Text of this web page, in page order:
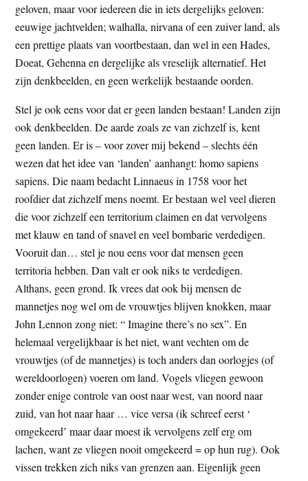
geloven, maar voor iedereen die in iets dergelijks geloven:
eeuwige jachtvelden; walhalla, nirvana of een zuiver land, als
een prettige plaats van voortbestaan, dan wel in een Hades,
Doeat, Gehenna en dergelijke als vreselijk alternatief. Het
zijn denkbeelden, en geen werkelijk bestaande oorden.
Stel je ook eens voor dat er geen landen bestaan! Landen zijn
ook denkbeelden. De aarde zoals ze van zichzelf is, kent
geen landen. Er is – voor zover mij bekend – slechts één
wezen dat het idee van ‘landen’ aanhangt: homo sapiens
sapiens. Die naam bedacht Linnaeus in 1758 voor het
roofdier dat zichzelf mens noemt. Er bestaan wel veel dieren
die voor zichzelf een territorium claimen en dat vervolgens
met klauw en tand of snavel en veel bombarie verdedigen.
Vooruit dan… stel je nou eens voor dat mensen geen
territoria hebben. Dan valt er ook niks te verdedigen.
Althans, geen grond. Ik vrees dat ook bij mensen de
mannetjes nog wel om de vrouwtjes blijven knokken, maar
John Lennon zong niet: “ Imagine there’s no sex”. En
helemaal vergelijkbaar is het niet, want vechten om de
vrouwtjes (of de mannetjes) is toch anders dan oorlogjes (of
wereldoorlogen) voeren om land. Vogels vliegen gewoon
zonder enige controle van oost naar west, van noord naar
zuid, van hot naar haar … vice versa (ik schreef eerst ‘
omgekeerd’ maar daar moest ik vervolgens zelf erg om
lachen, want ze vliegen nooit omgekeerd = op hun rug). Ook
vissen trekken zich niks van grenzen aan. Eigenlijk geen